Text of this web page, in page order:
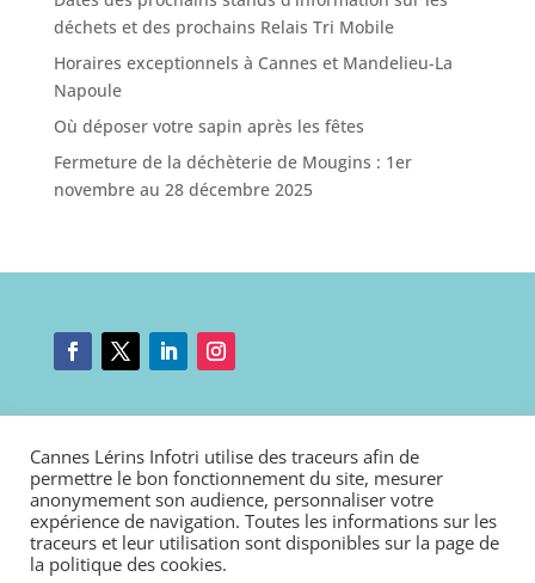
déchets et des prochains Relais Tri Mobile
Horaires exceptionnels à Cannes et Mandelieu-La
Napoule
Où déposer votre sapin après les fêtes
Fermeture de la déchèterie de Mougins : 1er
novembre au 28 décembre 2025
Politique de cookies|Déclaration d’accessibilité
Cannes Lérins Infotri utilise des traceurs afin de
permettre le bon fonctionnement du site, mesurer
anonymement son audience, personnaliser votre
expérience de navigation. Toutes les informations sur les
traceurs et leur utilisation sont disponibles sur la page de
la politique des cookies.